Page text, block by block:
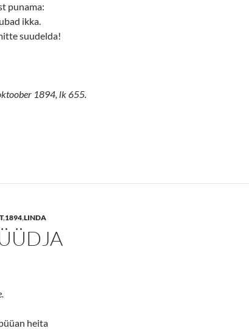
punama:
ikka.
suudelda!
1894, lk 655.
,1894,LINDA
heita